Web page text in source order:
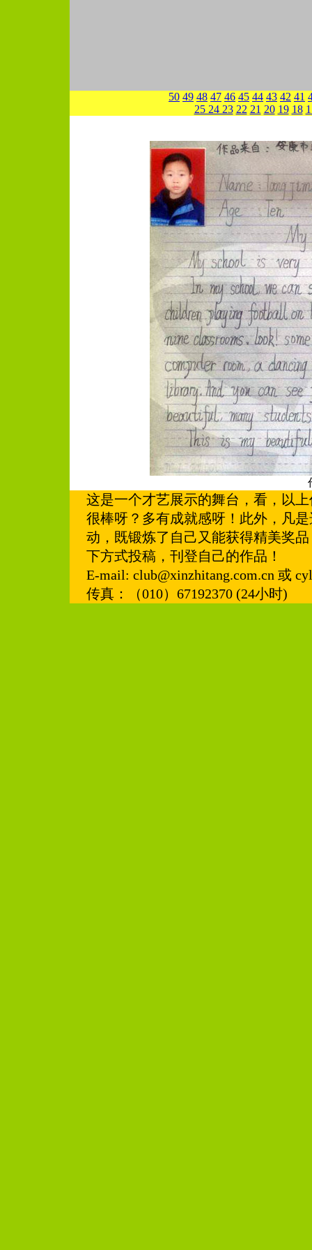
50 49 48 47 46 45 44 43 42 41
25 24 23 22 21 20 19 18
这是一个才艺展示的舞台，看，以
很棒呀？多有成就感呀！此外，凡
动，既锻炼了自己又能获得精美奖
下方式投稿，刊登自己的作品！
E-mail: club@xinzhitang.com.cn 或
传真：（010）67192370 (24小